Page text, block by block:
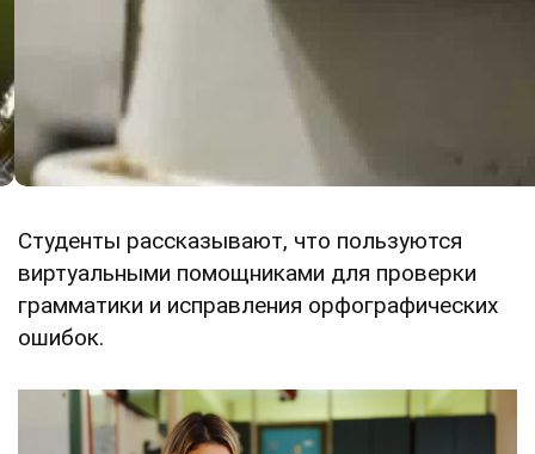
Студенты рассказывают, что пользуются
виртуальными помощниками для проверки
грамматики и исправления орфографических
ошибок.